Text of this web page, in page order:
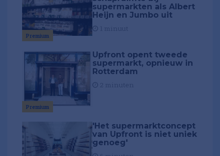
Premium
supermarkten als Albert
Heijn en Jumbo uit
Premium
Upfront opent tweede
supermarkt, opnieuw in
Rotterdam
'Het supermarktconcept
van Upfront is niet uniek
genoeg'